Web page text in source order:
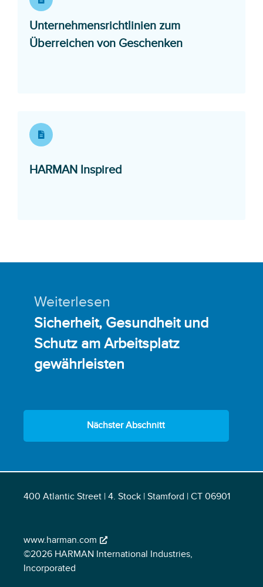
Unternehmensrichtlinien zum
Überreichen von GeschenkenOpens in a
HARMAN Inspired
Weiterlesen
Sicherheit, Gesundheit und
Schutz am Arbeitsplatz
gewährleisten
Nächster Abschnitt
400 Atlantic Street | 4. Stock | Stamford | CT 06901
www.harman.com
©2026 HARMAN International Industries,
Incorporated